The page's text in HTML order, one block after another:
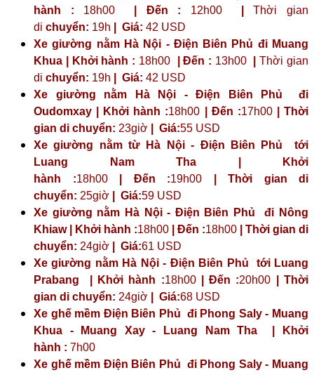
hành : 18h00 | Đến : 12h00|Thời gian
di chuyển: 19h Giá: 42 USD
Xe giường nằm Hà Nội - Điện Biên Phủ đi Muang
Khua | Khởi hành : 18h00| Đến : 13h00|Thời gian
di chuyển: 19h Giá: 42 USD
Xe giường nằm Hà Nội - Điện Biên Phủ đi
Oudomxay | Khởi hành :18h00 | Đến :17h00| Thời
gian di chuyển: 23giờ | Giá:55 USD
Xe giường nằm từ Hà Nội - Điện Biên Phủ tới
Luang Nam Tha | Khởi
hành :18h00| Đến :19h00 | Thời gian di
chuyển: 25giờ | Giá:59 USD
Xe giường nằm Hà Nội - Điện Biên Phủ đi Nông
Khiaw | Khởi hành :18h00 | Đến :18h00 | Thời gian di
chuyển: 24giờ | Giá:61 USD
Xe giường nằm Hà Nội - Điện Biên Phủ tới Luang
Prabang | Khởi hành :18h00| Đến :20h00 | Thời
gian di chuyển: 24giờ | Giá:68 USD
Xe ghế mềm Điện Biên Phủ đi Phong Saly - Muang
Khua - Muang Xay - Luang Nam Tha | Khởi
hành : 7h00
Xe ghế mềm Điện Biên Phủ đi Phong Saly - Muang